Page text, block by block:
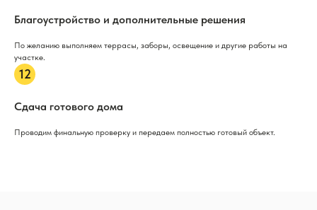
Благоустройство и дополнительные решения
По желанию выполняем террасы, заборы, освещение и другие работы на
участке.
Сдача готового дома
Проводим финальную проверку и передаем полностью готовый объект.